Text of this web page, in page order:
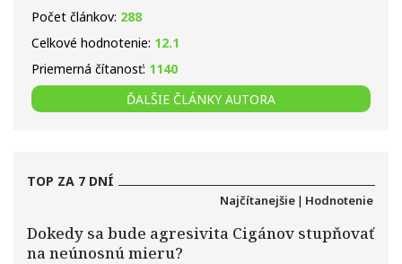
Počet článkov: 288
Celkové hodnotenie: 12.1
Priemerná čítanosť: 1140
ĎALŠIE ČLÁNKY AUTORA
TOP ZA 7 DNÍ
Najčítanejšie | Hodnotenie
Dokedy sa bude agresivita Cigánov stupňovať
na neúnosnú mieru?